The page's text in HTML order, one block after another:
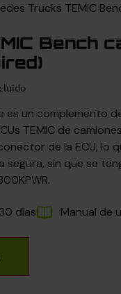
Trucks TEMIC
Bench
es un complemento
TEMIC de
de la ECU, lo
sin que se
días
Manual de